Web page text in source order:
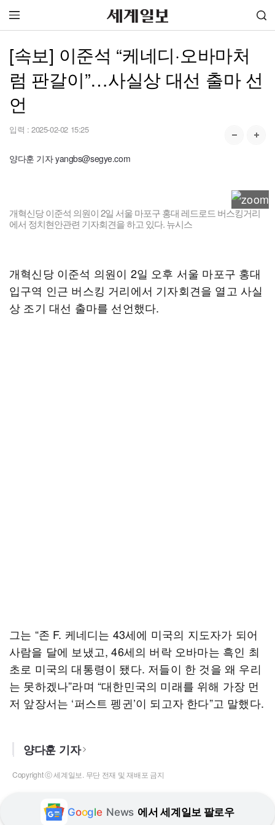
[속보] 이준석 “케네디·오바마처
럼 판갈이”…사실상 대선 출마 선
언
입력 : 2025-02-02 15:25
양다훈 기자 yangbs@segye.com
개혁신당 이준석 의원이 2일 서울 마포구 홍대 레드로드 버스킹거리
에서 정치현안관련 기자회견을 하고 있다. 뉴시스
개혁신당 이준석 의원이 2일 오후 서울 마포구 홍대
입구역 인근 버스킹 거리에서 기자회견을 열고 사실
상 조기 대선 출마를 선언했다.
그는 “존 F. 케네디는 43세에 미국의 지도자가 되어
사람을 달에 보냈고, 46세의 버락 오바마는 흑인 최
초로 미국의 대통령이 됐다. 저들이 한 것을 왜 우리
는 못하겠나”라며 “대한민국의 미래를 위해 가장 먼
저 앞장서는 ‘퍼스트 펭귄’이 되고자 한다”고 말했다.
양다훈 기자
Copyright ⓒ 세계일보. 무단 전재 및 재배포 금지
Google News 에서 세계일보 팔로우